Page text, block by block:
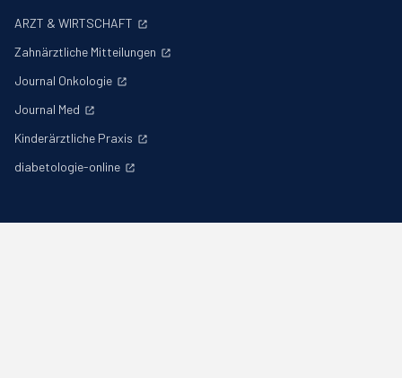
ARZT & WIRTSCHAFT
Zahnärztliche Mitteilungen
Journal Onkologie
Journal Med
Kinderärztliche Praxis
diabetologie-online